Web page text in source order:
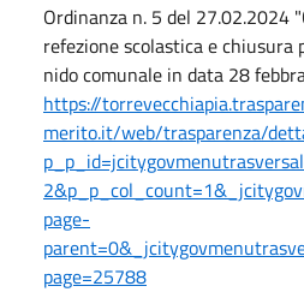
Ordinanza n. 5 del 27.02.2024
refezione scolastica e chiusura
nido comunale in data 28
https://
merito.it/web/trasparenza/
page-
page=25788